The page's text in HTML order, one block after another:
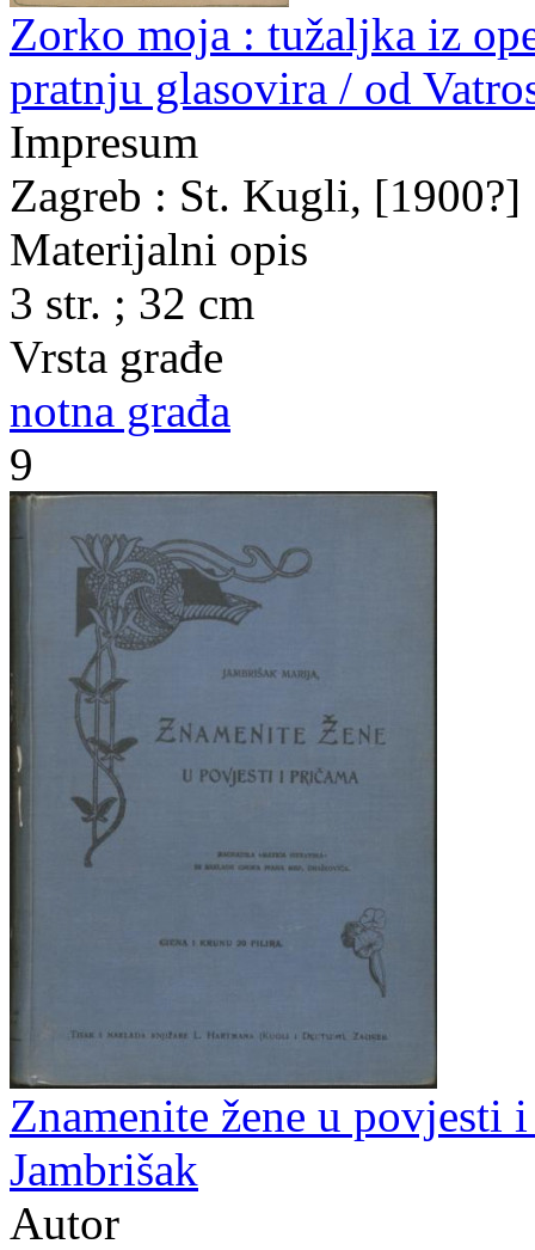
Zorko moja : tužaljka iz
pratnju glasovira / od
Impresum
Zagreb : St. Kugli, [1900?]
Materijalni opis
3 str. ; 32 cm
Vrsta građe
notna građa
9
Znamenite žene u povjesti
Jambrišak
Autor